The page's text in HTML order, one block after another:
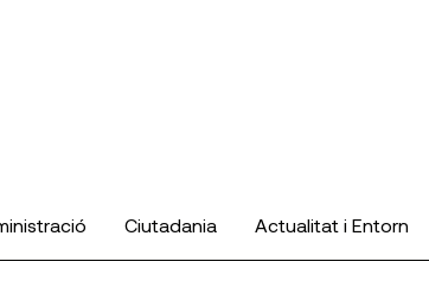
Ciutadania Actualitat i Entorn